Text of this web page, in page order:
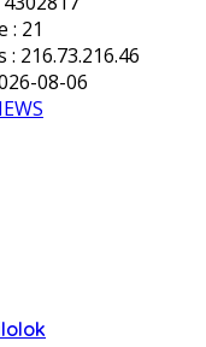
: 21
216.73.216.46
08-06